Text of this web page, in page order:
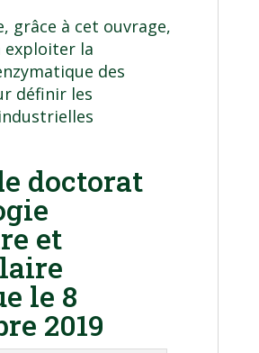
grâce à cet ouvrage,
exploiter la
des
définir les
doctorat
et
le 8
2019